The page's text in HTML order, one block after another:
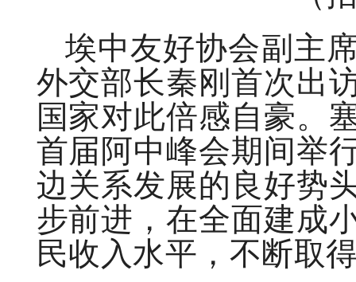
埃中友好协会副主
外交部长秦刚首次出
国家对此倍感自豪。
首届阿中峰会期间举
边关系发展的良好势
步前进，在全面建成
民收入水平，不断取